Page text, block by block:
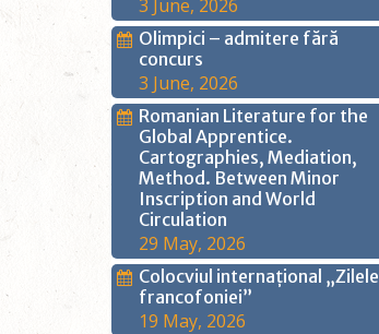
3 June, 2026
Olimpici – admitere fără
concurs
3 June, 2026
Romanian Literature for the
Global Apprentice.
Cartographies, Mediation,
Method. Between Minor
Inscription and World
Circulation
29 May, 2026
Colocviul internațional „Zilele
francofoniei”
19 May, 2026